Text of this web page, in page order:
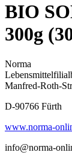
BIO
300g
Norma
Manfred-Roth-
D-90766 Fürth
www.norma-
info@norma-